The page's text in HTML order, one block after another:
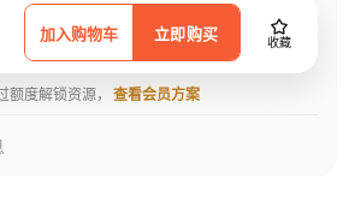
加入购物车 立即购买 收藏
额度解锁资源， 查看会员方案